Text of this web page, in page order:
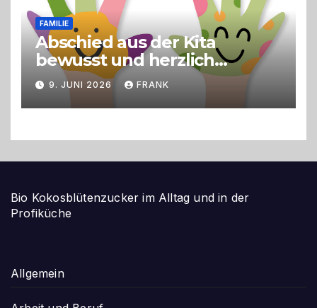
FAMILIE
Abschied aus der Kita
bewusst und herzlich
gestalten
9. JUNI 2026 FRANK
Bio Kokosblütenzucker im Alltag und in der
Profiküche
Allgemein